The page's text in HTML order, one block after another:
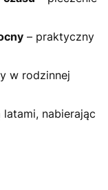
– praktyczny
w rodzinnej
latami, nabierając